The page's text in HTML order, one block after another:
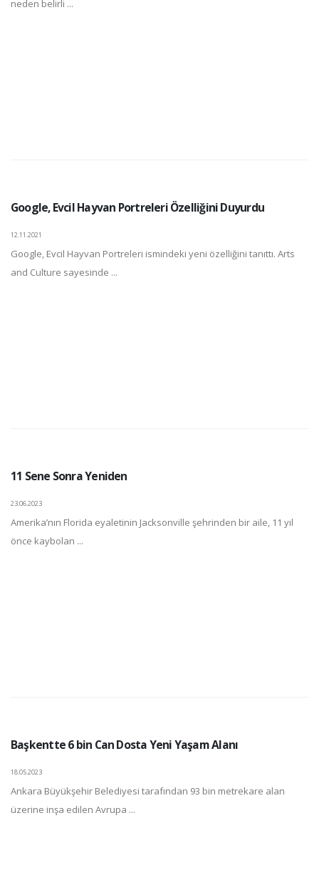
neden belirli ...
Google, Evcil Hayvan Portreleri Özelliğini Duyurdu
12.11.2021
Google, Evcil Hayvan Portreleri ismindeki yeni özelliğini tanıttı. Arts
and Culture sayesinde ...
11 Sene Sonra Yeniden
23.06.2023
Amerika’nın Florida eyaletinin Jacksonville şehrinden bir aile, 11 yıl
önce kaybolan ...
Başkentte 6 bin Can Dosta Yeni Yaşam Alanı
18.05.2023
Ankara Büyükşehir Belediyesi tarafından 93 bin metrekare alan
üzerine inşa edilen Avrupa ...